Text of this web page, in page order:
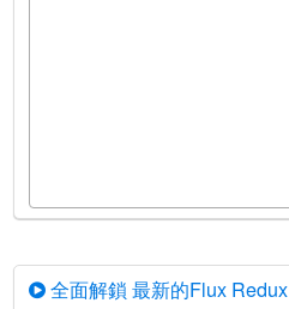
全面解鎖 最新的Flux Redux